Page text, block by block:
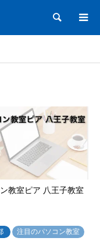
検索
教室ピア 八王子教室
注目のパソコン教室